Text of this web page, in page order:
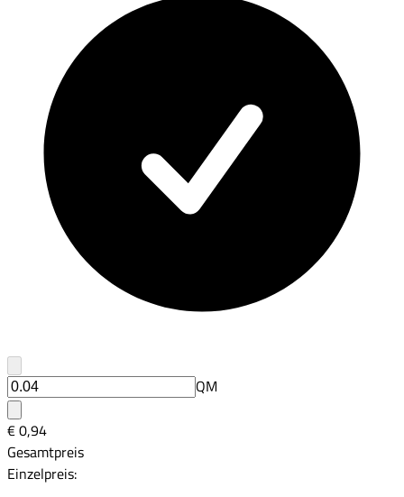
QM
€ 0,94
Gesamtpreis
Einzelpreis: